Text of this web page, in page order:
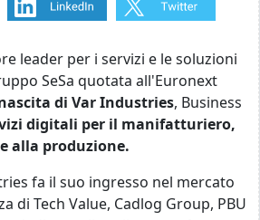
leader per i servizi e le soluzioni
SeSa quotata all'Euronext
di Var Industries, Business
digitali per il manifatturiero,
alla produzione.
fa il suo ingresso nel mercato
di Tech Value, Cadlog Group, PBU